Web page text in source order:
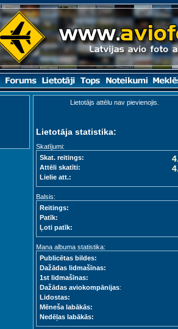
Lietotājs attēlu nav pievienojis.
Lietotāja statistika:
Skatījumi:
Skat. reitings:
Attēli skatīti:
Lielie att.:
Balsis:
Reitings:
Patīk:
Ļoti patīk:
Mana albuma statistika:
Publicētas bildes:
Dažādas lidmašīnas:
1st lidmašīnas:
Dažādas aviokompānijas:
Lidostas:
Mēneša labākās:
Nedēļas labākās: